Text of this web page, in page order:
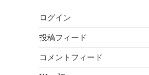
ログイン
投稿フィード
コメントフィード